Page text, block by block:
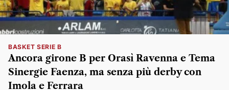
BASKET SERIE B
Ancora girone B per Orasì Ravenna e Tema
Sinergie Faenza, ma senza più derby con
Imola e Ferrara